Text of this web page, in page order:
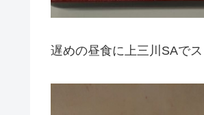
遅めの昼食に上三川SAで